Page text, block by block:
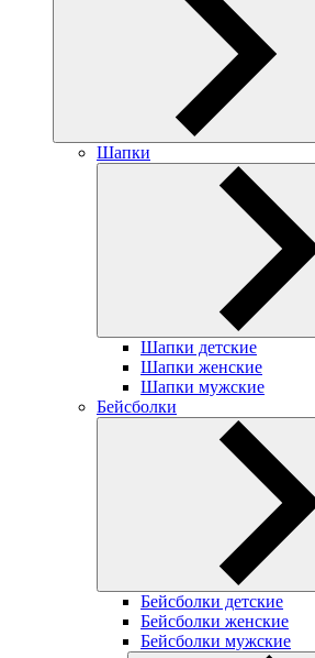
Шапки
Шапки детские
Шапки женские
Шапки мужские
Бейсболки
Бейсболки детские
Бейсболки женские
Бейсболки мужские